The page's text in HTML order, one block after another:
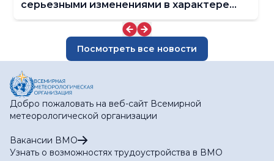
серьезными изменениями в характере
осадков
Посмотреть все новости
Добро пожаловать на веб-сайт Всемирной
метеорологической организации
Вакансии ВМО
Узнать о возможностях трудоустройства в ВМО